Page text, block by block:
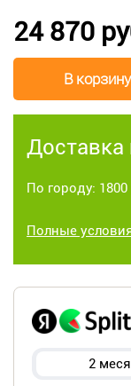
24 870
В корзину
Доставка
По городу: 1800
Полные
2